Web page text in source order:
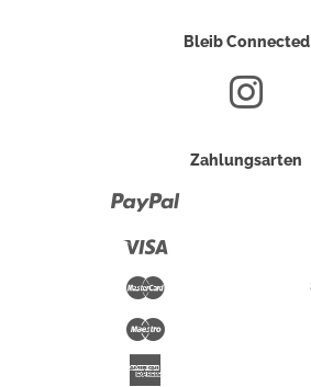
Bleib Connected
Zahlungsarten
Maestro